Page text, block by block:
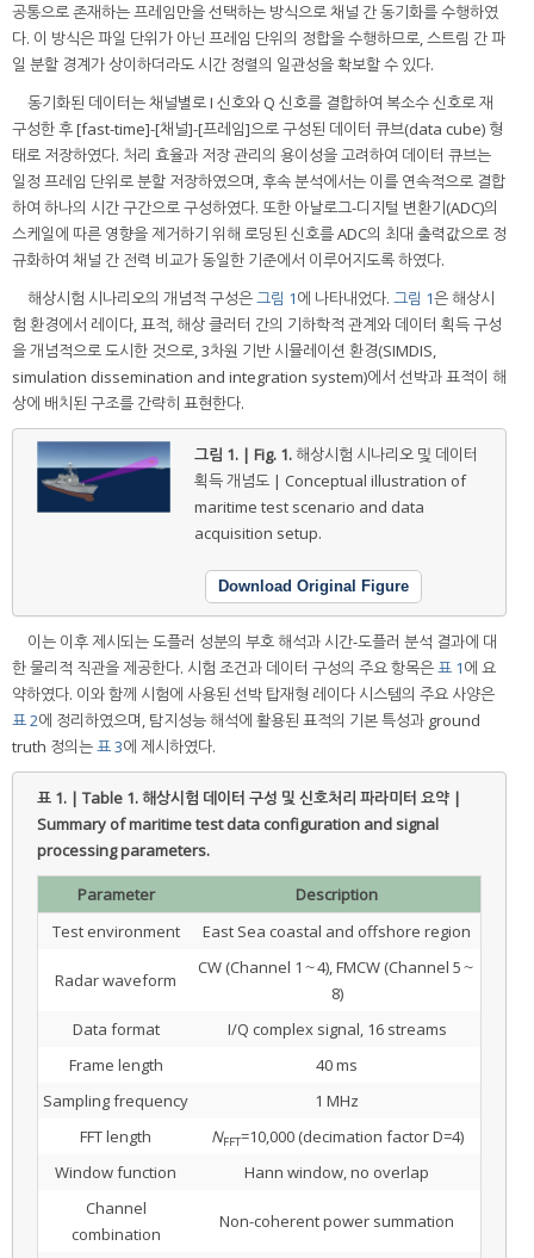
공통으로 존재하는 프레임만을 선택하는 방식으로 채널 간 동기화를 수행하였
다. 이 방식은 파일 단위가 아닌 프레임 단위의 정합을 수행하므로, 스트림 간 파
일 분할 경계가 상이하더라도 시간 정렬의 일관성을 확보할 수 있다.
동기화된 데이터는 채널별로 I 신호와 Q 신호를 결합하여 복소수 신호로 재
구성한 후 [fast-time]-[채널]-[프레임]으로 구성된 데이터 큐브(data cube) 형
태로 저장하였다. 처리 효율과 저장 관리의 용이성을 고려하여 데이터 큐브는
일정 프레임 단위로 분할 저장하였으며, 후속 분석에서는 이를 연속적으로 결합
하여 하나의 시간 구간으로 구성하였다. 또한 아날로그-디지털 변환기(ADC)의
스케일에 따른 영향을 제거하기 위해 로딩된 신호를 ADC의 최대 출력값으로 정
규화하여 채널 간 전력 비교가 동일한 기준에서 이루어지도록 하였다.
해상시험 시나리오의 개념적 구성은그림 1에 나타내었다. 그림 1은 해상시
험 환경에서 레이다, 표적, 해상 클러터 간의 기하학적 관계와 데이터 획득 구성
을 개념적으로 도시한 것으로, 3차원 기반 시뮬레이션 환경(SIMDIS,
simulation dissemination and integration system)에서 선박과 표적이 해
상에 배치된 구조를 간략히 표현한다.
그림 1. | Fig. 1.해상시험 시나리오 및 데이터
획득 개념도 | Conceptual illustration of
maritime test scenario and data
acquisition setup.
Download Original Figure
이는 이후 제시되는 도플러 성분의 부호 해석과 시간-도플러 분석 결과에 대
한 물리적 직관을 제공한다. 시험 조건과 데이터 구성의 주요 항목은표 1에 요
약하였다. 이와 함께 시험에 사용된 선박 탑재형 레이다 시스템의 주요 사양은
표 2에 정리하였으며, 탐지성능 해석에 활용된 표적의 기본 특성과 ground
truth 정의는표 3에 제시하였다.
표 1. | Table 1.해상시험 데이터 구성 및 신호처리 파라미터 요약 |
Summary of maritime test data configuration and signal
processing parameters.
Parameter
Description
Test environment
East Sea coastal and offshore region
Radar waveform
CW (Channel 1～4), FMCW (Channel 5～
8)
Data format
I/Q complex signal, 16 streams
Frame length
40 ms
Sampling frequency
1 MHz
FFT length
NFFT=10,000 (decimation factor D=4)
Window function
Hann window, no overlap
Channel
combination
Non-coherent power summation